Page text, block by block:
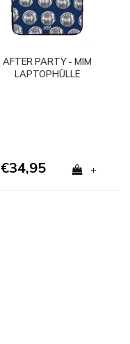
AFTER PARTY - MIM
LAPTOPHÜLLE
€34,95 +